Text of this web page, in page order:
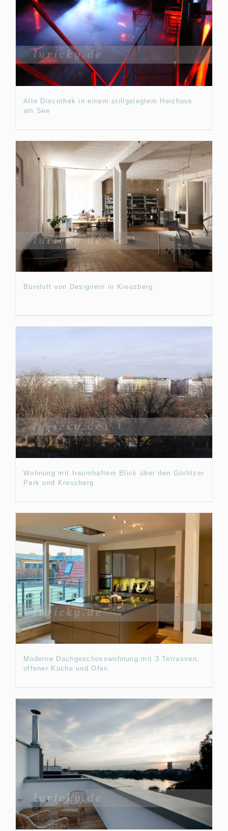
Alte Discothek in einem stillgelegtem Heizhaus
am See
Büroloft von Designern in Kreuzberg
Wohnung mit traumhaftem Blick über den Görlitzer
Park und Kreuzberg
Moderne Dachgeschosswohnung mit 3 Terrassen,
offener Küche und Ofen